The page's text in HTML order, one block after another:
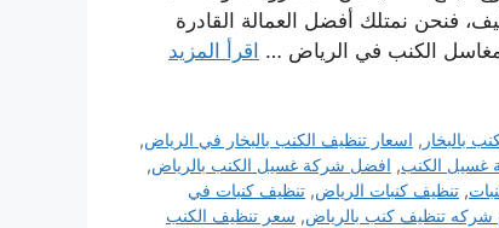
فنحن نمتلك أفضل العمالة القادرة
مغاسل الكنب في الرياض … اقرأ المزيد
بالبخار , اسعار تنظيف الكنب بالبخار في الرياض,
غسيل الكنب, افضل شركة غسيل الكنب بالرياض,
, تنظيف كنبات الرياض, تنظيف كنبات في
شركه تنظيف كنب بالرياض, سعر تنظيف الكنب